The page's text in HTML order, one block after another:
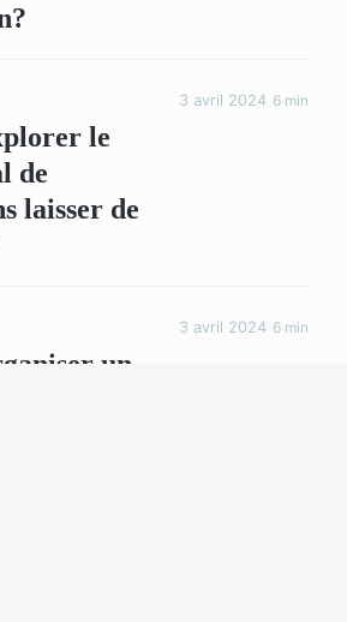
le
de
laisser de
3 avril 2024 6 min
un
3 avril 2024 6 min